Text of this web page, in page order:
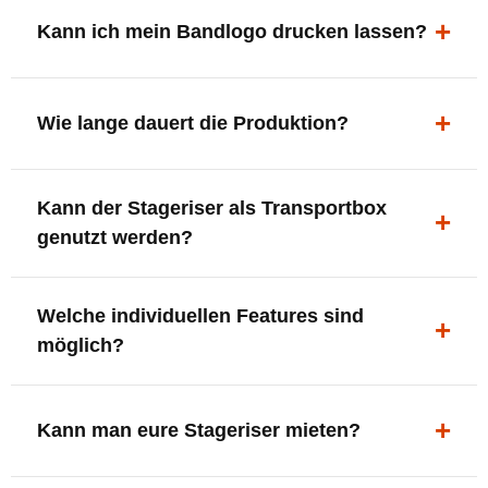
ergonomisch, sicher und gut sichtbar.
Kann ich mein Bandlogo drucken lassen?
deine Bühne, deine Marke.
Wie lange dauert die Produktion?
innerhalb Deutschlands kostenfrei.
Kann der Stageriser als Transportbox
genutzt werden?
oder Zubehör nutzen.
Welche individuellen Features sind
möglich?
XLR-Brücke / Schnittstelle
Setlist-Clip
Kann man eure Stageriser mieten?